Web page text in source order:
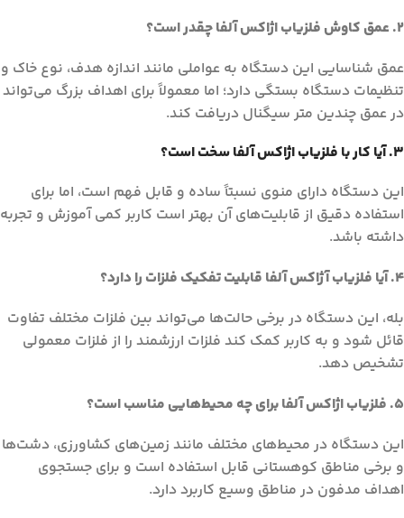
2. عمق کاوش فلزیاب اژاکس آلفا چقدر است؟
عمق شناسایی این دستگاه به عواملی مانند اندازه هدف، نوع خاک و
تنظیمات دستگاه بستگی دارد؛ اما معمولاً برای اهداف بزرگ می‌تواند
در عمق چندین متر سیگنال دریافت کند.
3. آیا کار با فلزیاب اژاکس آلفا سخت است؟
این دستگاه دارای منوی نسبتاً ساده و قابل فهم است، اما برای
استفاده دقیق از قابلیت‌های آن بهتر است کاربر کمی آموزش و تجربه
داشته باشد.
4. آیا فلزیاب آژاکس آلفا قابلیت تفکیک فلزات را دارد؟
بله، این دستگاه در برخی حالت‌ها می‌تواند بین فلزات مختلف تفاوت
قائل شود و به کاربر کمک کند فلزات ارزشمند را از فلزات معمولی
تشخیص دهد.
5. فلزیاب اژاکس آلفا برای چه محیط‌هایی مناسب است؟
این دستگاه در محیط‌های مختلف مانند زمین‌های کشاورزی، دشت‌ها
و برخی مناطق کوهستانی قابل استفاده است و برای جستجوی
اهداف مدفون در مناطق وسیع کاربرد دارد.